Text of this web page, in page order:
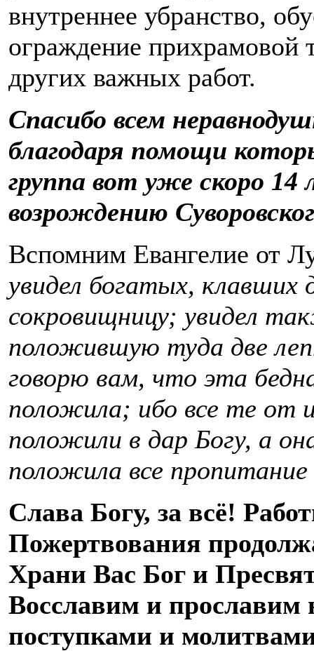
внутреннее убранство,
ограждение прихрамовой
других важных работ.
Спасибо всем
благодаря помощи
группа вот уже скоро
возрождению
Вспомним Евангелие от
увидел богатых, клавших
сокровищницу; увидел
положившую туда две
говорю вам, что эта
положила; ибо все те от
положили в дар Богу, а
положила все пропитание
Слава Богу, за всё!
Пожертвования
Храни Вас Бог и
Восславим и
поступками и